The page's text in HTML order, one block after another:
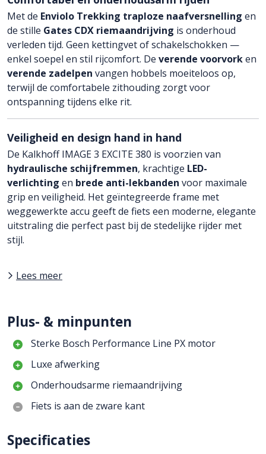
Met de Enviolo Trekking traploze naafversnelling en
de stille Gates CDX riemaandrijving is onderhoud
verleden tijd. Geen kettingvet of schakelschokken —
enkel soepel en stil rijcomfort. De verende voorvorken
verende zadelpen vangen hobbels moeiteloos op,
terwijl de comfortabele zithouding zorgt voor
ontspanning tijdens elke rit.
Veiligheid en design hand in hand
De Kalkhoff IMAGE 3 EXCITE 380 is voorzien van
hydraulische schijfremmen, krachtige LED-
verlichting en brede anti-lekbanden voor maximale
grip en veiligheid. Het geïntegreerde frame met
weggewerkte accu geeft de fiets een moderne, elegante
uitstraling die perfect past bij de stedelijke rijder met
stijl.
Lees meer
Plus- & minpunten
Sterke Bosch Performance Line PX motor
Luxe afwerking
Onderhoudsarme riemaandrijving
Fiets is aan de zware kant
Specificaties